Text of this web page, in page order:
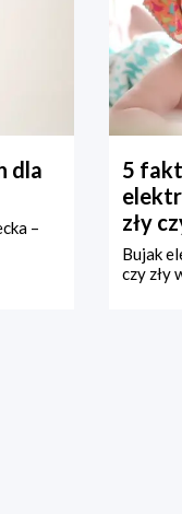
dla
–
5
zły
Bujak
czy zły